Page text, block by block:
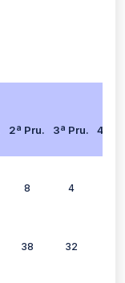
2ª Pru. 3ª Pru. 4ª
8 4
38 32